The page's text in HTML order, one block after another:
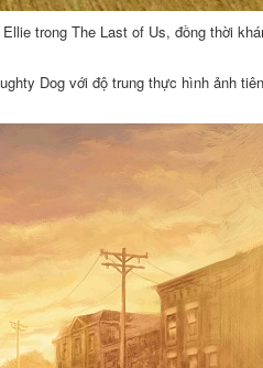
trong The Last of Us, đồng thời
Dog với độ trung thực hình ảnh